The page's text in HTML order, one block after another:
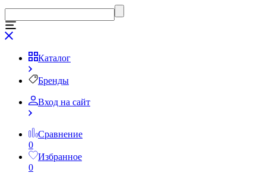
Каталог
Бренды
Вход на сайт
Сравнение
0
Избранное
0